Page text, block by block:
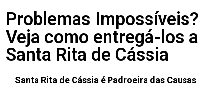
Problemas Impossíveis?
Veja como entregá-los a
Santa Rita de Cássia
Santa Rita de Cássia é Padroeira das Causas